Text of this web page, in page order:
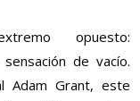
opuesto:
de vacío.
Adam Grant, este